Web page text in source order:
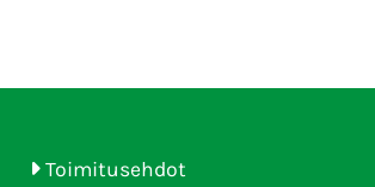
Toimitusehdot